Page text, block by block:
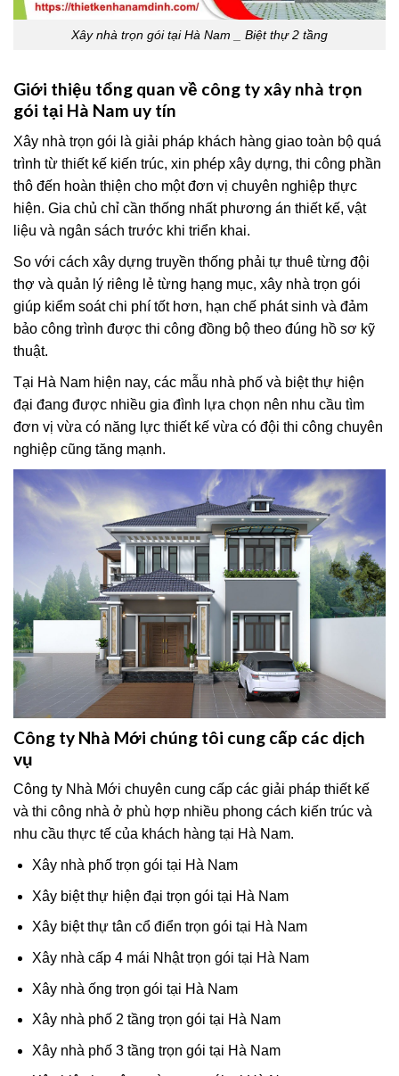
Xây nhà trọn gói tại Hà Nam _ Biệt thự 2 tầng
Giới thiệu tổng quan về công ty xây nhà trọn
gói tại Hà Nam uy tín
Xây nhà trọn gói là giải pháp khách hàng giao toàn bộ quá
trình từ thiết kế kiến trúc, xin phép xây dựng, thi công phần
thô đến hoàn thiện cho một đơn vị chuyên nghiệp thực
hiện. Gia chủ chỉ cần thống nhất phương án thiết kế, vật
liệu và ngân sách trước khi triển khai.
So với cách xây dựng truyền thống phải tự thuê từng đội
thợ và quản lý riêng lẻ từng hạng mục, xây nhà trọn gói
giúp kiểm soát chi phí tốt hơn, hạn chế phát sinh và đảm
bảo công trình được thi công đồng bộ theo đúng hồ sơ kỹ
thuật.
Tại Hà Nam hiện nay, các mẫu nhà phố và biệt thự hiện
đại đang được nhiều gia đình lựa chọn nên nhu cầu tìm
đơn vị vừa có năng lực thiết kế vừa có đội thi công chuyên
nghiệp cũng tăng mạnh.
Công ty Nhà Mới chúng tôi cung cấp các dịch
vụ
Công ty Nhà Mới chuyên cung cấp các giải pháp thiết kế
và thi công nhà ở phù hợp nhiều phong cách kiến trúc và
nhu cầu thực tế của khách hàng tại Hà Nam.
Xây nhà phố trọn gói tại Hà Nam
Xây biệt thự hiện đại trọn gói tại Hà Nam
Xây biệt thự tân cổ điển trọn gói tại Hà Nam
Xây nhà cấp 4 mái Nhật trọn gói tại Hà Nam
Xây nhà ống trọn gói tại Hà Nam
Xây nhà phố 2 tầng trọn gói tại Hà Nam
Xây nhà phố 3 tầng trọn gói tại Hà Nam